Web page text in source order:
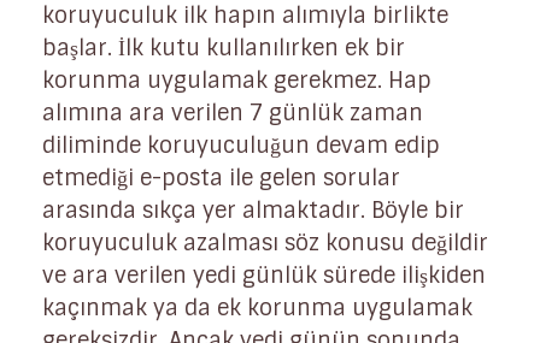
koruyuculuk ilk hapın alımıyla birlikte
başlar. İlk kutu kullanılırken ek bir
korunma uygulamak gerekmez. Hap
alımına ara verilen 7 günlük zaman
diliminde koruyuculuğun devam edip
etmediği e-posta ile gelen sorular
arasında sıkça yer almaktadır. Böyle bir
koruyuculuk azalması söz konusu değildir
ve ara verilen yedi günlük sürede ilişkiden
kaçınmak ya da ek korunma uygulamak